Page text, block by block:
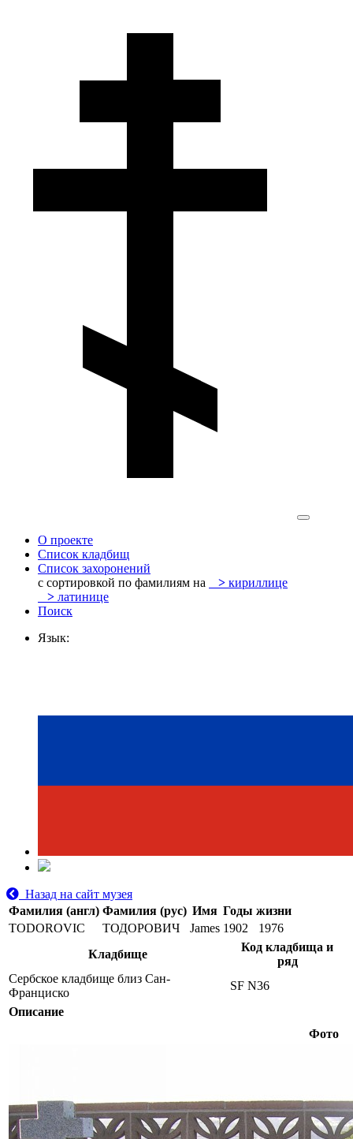
О проекте
Список кладбищ
Список захоронений
с сортировкой по фамилиям на
> кириллице
> латинице
Поиск
Язык:
Назад на сайт музея
Фамилия (англ) Фамилия (рус) Имя Годы жизни
TODOROVIC
ТОДОРОВИЧ James 1902
1976
Кладбище
Код кладбища и
ряд
Сербское кладбище близ Сан-
Франциско
SF N36
Описание
Фото